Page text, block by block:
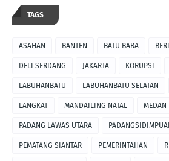
TAGS
ASAHAN BANTEN BATU BARA
DELI SERDANG JAKARTA KORUPSI
LABUHANBATU LABUHANBATU SELATAN
LANGKAT MANDAILING NATAL MEDAN
PADANG LAWAS UTARA
PEMATANG SIANTAR PEMERINTAHAN